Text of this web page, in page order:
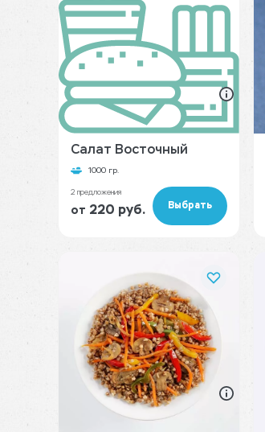
Салат Восточный
1000 гр.
2 предложения
от 220 руб. Выбрать